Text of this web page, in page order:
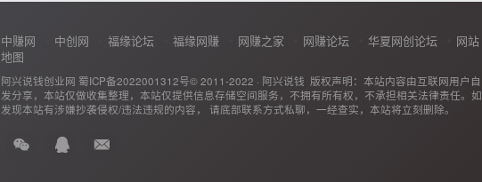
中赚网 中创网 福缘论坛 福缘网赚 网赚之家 网赚论坛 华夏网创论坛
网站
地图
阿兴说钱创业网 蜀ICP备2022001312号© 2011-2022 · 阿兴说钱 版权声明：本站内容由互联网用户自
发分享，本站仅做收集整理，本站仅提供信息存储空间服务，不拥有所有权，不承担相关法律责任。如
发现本站有涉嫌抄袭侵权/违法违规的内容， 请底部联系方式私聊，一经查实，本站将立刻删除。